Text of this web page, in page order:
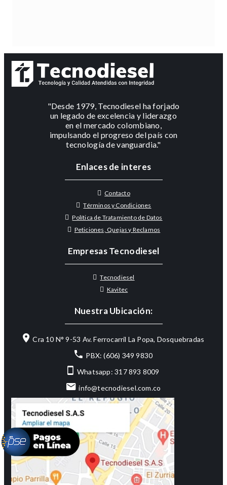
"Desde 1979, Tecnodiesel ha forjado
un legado de excelencia y liderazgo
en el mercado colombiano,
impulsando el progreso del país con
tecnología de vanguardia."
Enlaces de interes
Contacto
Términos y Condiciones
Política de Tratamiento de Datos
Peticiones, Quejas y Reclamos
Empresas Tecnodiesel
Tecnodiesel
Kavitec
Nuestra Ubicación:
Cra 10 N° 9-53 Av. Ferrocarril La Popa, Dosquebradas
PBX: (606) 349 9830
Whatsapp: 317 893 8009
info@tecnodiesel.com.co